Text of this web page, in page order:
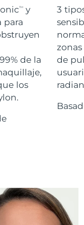
TM
y
para
de la
los
3
de
prevista14/08/2026
prevista10/08/2026
prevista13/08/2026
prevista 15/08/2026
12/08/2026
prevista10/08/2026